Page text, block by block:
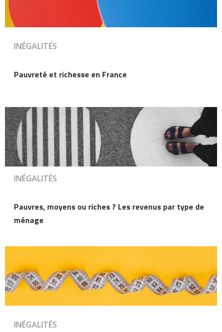
INÉGALITÉS
Pauvreté et richesse en France
INÉGALITÉS
Pauvres, moyens ou riches ? Les revenus par type de
ménage
INÉGALITÉS